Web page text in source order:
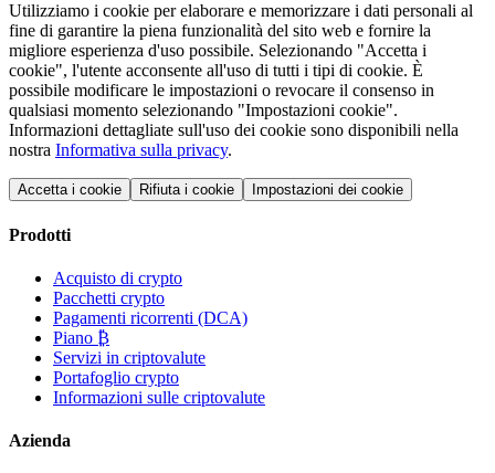
Utilizziamo i cookie per elaborare e memorizzare i dati personali al
fine di garantire la piena funzionalità del sito web e fornire la
migliore esperienza d'uso possibile. Selezionando "Accetta i
cookie", l'utente acconsente all'uso di tutti i tipi di cookie. È
possibile modificare le impostazioni o revocare il consenso in
qualsiasi momento selezionando "Impostazioni cookie".
Informazioni dettagliate sull'uso dei cookie sono disponibili nella
nostra Informativa sulla privacy.
Accetta i cookie Rifiuta i cookie Impostazioni dei cookie
Prodotti
Acquisto di crypto
Pacchetti crypto
Pagamenti ricorrenti (DCA)
Piano ₿
Servizi in criptovalute
Portafoglio crypto
Informazioni sulle criptovalute
Azienda